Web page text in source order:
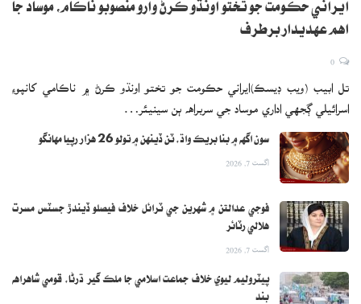
ايراني حڪومت جو تختو اونڌو ڪرڻ وارو منصوبو ناڪام، موساد جا
اهم عهديدار برطرف
تل ابيب (ويب ڊيسڪ)ايراني حڪومت جو تختو اونڌو ڪرڻ ۾ ناڪامي کانپوءِ
اسرائيلي ڳجهي اداري موساد جي سربراهه ٻن سينيئر…
سون اگهه ۾ بنا بريڪ واڌ، ٽن ڏينهن ۾ تولو 26 هزار رپيا مهانگو
اگست 7, 2026
فوجي عدالتن ۾ شهرين جي ٽرائل خلاف فيصلو ڏيندڙ جسٽس مسرت
هلالي رٽائر
اگست 7, 2026
پيٽروليم ليوي خلاف جماعت اسلامي جا ملڪ گير ڌرڻا، قومي شاهراهه
بند